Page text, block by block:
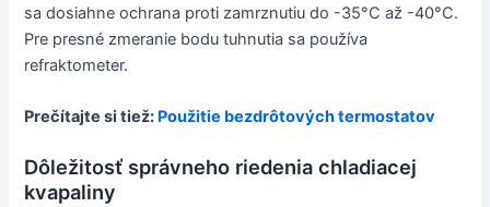
sa dosiahne ochrana proti zamrznutiu do -35°C až -40°C.
Pre presné zmeranie bodu tuhnutia sa používa
refraktometer.
Prečítajte si tiež: Použitie bezdrôtových termostatov
Dôležitosť správneho riedenia chladiacej
kvapaliny